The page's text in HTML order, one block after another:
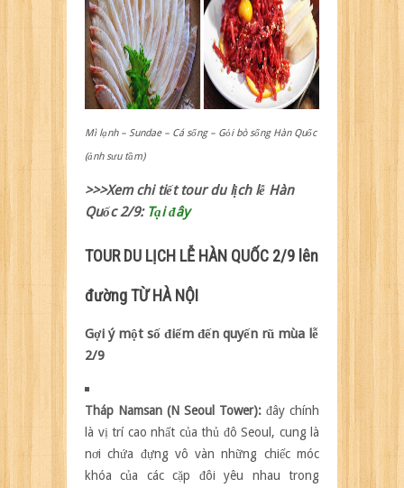
Mì lạnh – Sundae – Cá sống – Gỏi bò sống Hàn Quốc
(ảnh sưu tầm)
>>>Xem chi tiết tour du lịch lễ Hàn
Quốc 2/9: Tại đây
TOUR DU LỊCH LỄ HÀN QUỐC 2/9 lên
đường TỪ HÀ NỘI
Gợi ý một số điểm đến quyến rũ mùa lễ
2/9
Tháp Namsan (N Seoul Tower): đây chính
là vị trí cao nhất của thủ đô Seoul, cung là
nơi chứa đựng vô vàn những chiếc móc
khóa của các cặp đôi yêu nhau trong